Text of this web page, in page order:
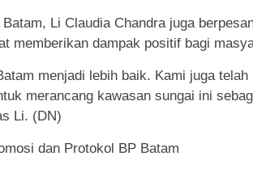
Li Claudia Chandra juga
memberikan dampak positif bagi
menjadi lebih baik. Kami juga telah
merancang kawasan sungai ini
Li. (DN)
dan Protokol BP Batam